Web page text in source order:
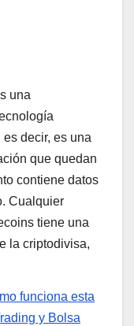
una
decir, es una
que quedan
contiene datos
Cualquier
tiene una
la criptodivisa,
funciona esta
y Bolsa